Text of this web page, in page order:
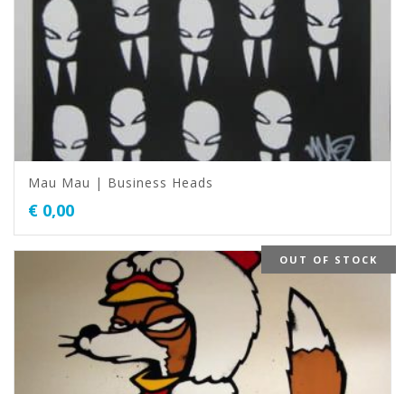
Mau Mau | Business Heads
€ 0,00
OUT OF STOCK